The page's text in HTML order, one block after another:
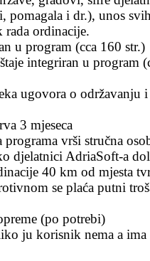
pomagala i dr.), unos
rada ordinacije.
u program (cca 160 str.)
integriran u program
ugovora o održavanju i
3 mjeseca
programa vrši stručna
djelatnici AdriaSoft-a
40 km od mjesta
se plaća putni
(po potrebi)
ju korisnik nema a ima